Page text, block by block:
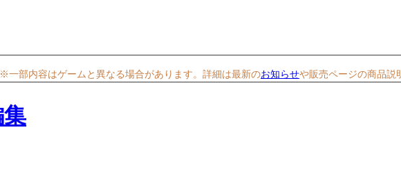
※一部内容はゲームと異なる場合があります。詳細は最新のお知らせや販売ページの商品説